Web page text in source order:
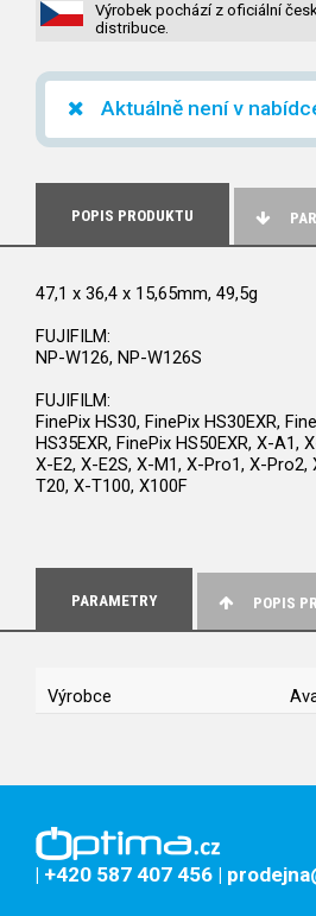
Výrobek pochází z oficiální
distribuce.
Aktuálně není v
POPIS PRODUKTU
47,1 x 36,4 x 15,65mm, 49,5g
FUJIFILM:
NP-W126, NP-W126S
FUJIFILM:
FinePix HS30, FinePix HS30EXR,
HS35EXR, FinePix HS50EXR, X-A1,
X-E2, X-E2S, X-M1, X-Pro1, X-
T20, X-T100, X100F
PARAMETRY POPIS
Výrobce
| +420 587 407 456 |